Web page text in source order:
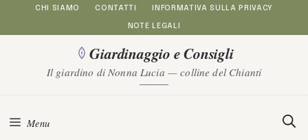
al
contenuto
CHI SIAMO CONTATTI INFORMATIVA SULLA PRIVACY
NOTE LEGALI
Giardinaggio e Consigli
Il giardino di Nonna Lucia — colline del Chianti
Menu